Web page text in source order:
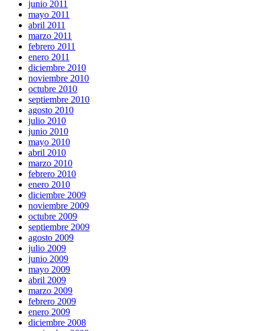
junio 2011
mayo 2011
abril 2011
marzo 2011
febrero 2011
enero 2011
diciembre 2010
noviembre 2010
octubre 2010
septiembre 2010
agosto 2010
julio 2010
junio 2010
mayo 2010
abril 2010
marzo 2010
febrero 2010
enero 2010
diciembre 2009
noviembre 2009
octubre 2009
septiembre 2009
agosto 2009
julio 2009
junio 2009
mayo 2009
abril 2009
marzo 2009
febrero 2009
enero 2009
diciembre 2008